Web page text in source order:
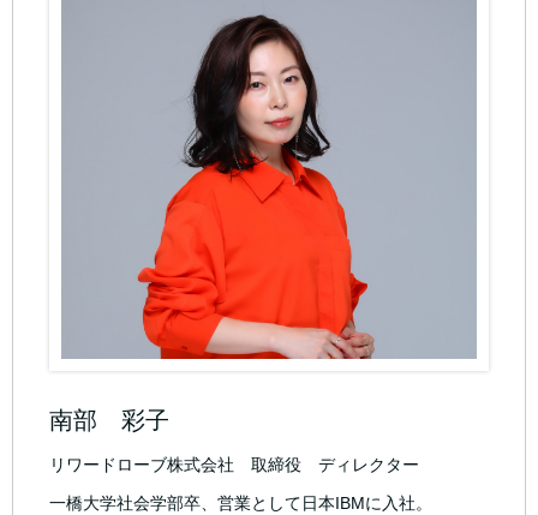
南部 彩子
リワードローブ株式会社 取締役 ディレクター
一橋大学社会学部卒、営業として日本IBMに入社。